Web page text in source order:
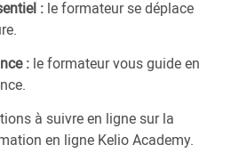
: le formateur se déplace
: le formateur vous guide en
à suivre en ligne sur la
en ligne Kelio Academy.